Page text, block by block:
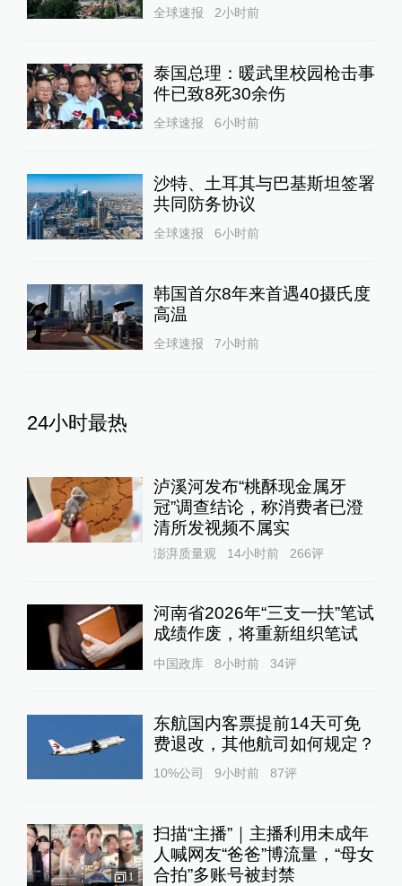
全球速报 2小时前
泰国总理：暖武里校园枪击事
件已致8死30余伤
全球速报 6小时前
沙特、土耳其与巴基斯坦签署
共同防务协议
全球速报 6小时前
韩国首尔8年来首遇40摄氏度
高温
全球速报 7小时前
24小时最热
泸溪河发布“桃酥现金属牙
冠”调查结论，称消费者已澄
清所发视频不属实
澎湃质量观 14小时前 266评
河南省2026年“三支一扶”笔试
成绩作废，将重新组织笔试
中国政库 8小时前 34评
东航国内客票提前14天可免
费退改，其他航司如何规定？
10%公司 9小时前 87评
1
扫描“主播”｜主播利用未成年
人喊网友“爸爸”博流量，“母女
合拍”多账号被封禁